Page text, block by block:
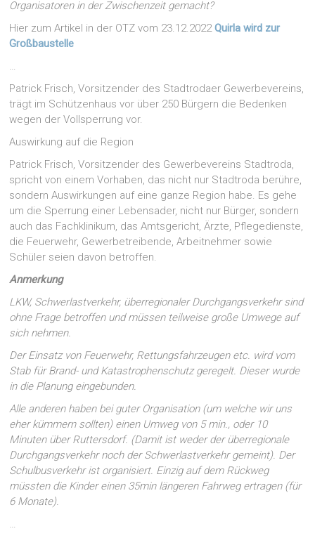
Organisatoren in der Zwischenzeit gemacht?
Hier zum Artikel in der OTZ vom 23.12.2022Quirla wird zur
Großbaustelle
…
Patrick Frisch, Vorsitzender des Stadtrodaer Gewerbevereins,
trägt im Schützenhaus vor über 250 Bürgern die Bedenken
wegen der Vollsperrung vor.
Auswirkung auf die Region
Patrick Frisch, Vorsitzender des Gewerbevereins Stadtroda,
spricht von einem Vorhaben, das nicht nur Stadtroda berühre,
sondern Auswirkungen auf eine ganze Region habe. Es gehe
um die Sperrung einer Lebensader, nicht nur Bürger, sondern
auch das Fachklinikum, das Amtsgericht, Ärzte, Pflegedienste,
die Feuerwehr, Gewerbetreibende, Arbeitnehmer sowie
Schüler seien davon betroffen.
Anmerkung
LKW, Schwerlastverkehr, überregionaler Durchgangsverkehr sind
ohne Frage betroffen und müssen teilweise große Umwege auf
sich nehmen.
Der Einsatz von Feuerwehr, Rettungsfahrzeugen etc. wird vom
Stab für Brand- und Katastrophenschutz geregelt. Dieser wurde
in die Planung eingebunden.
Alle anderen haben bei guter Organisation (um welche wir uns
eher kümmern sollten) einen Umweg von 5 min., oder 10
Minuten über Ruttersdorf. (Damit ist weder der überregionale
Durchgangsverkehr noch der Schwerlastverkehr gemeint). Der
Schulbusverkehr ist organisiert. Einzig auf dem Rückweg
müssten die Kinder einen 35min längeren Fahrweg ertragen (für
6 Monate).
…